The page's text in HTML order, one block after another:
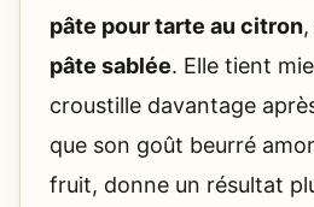
pâte pour tarte au citron
pâte sablée. Elle tient
croustille davantage
que son goût beurré
fruit, donne un résultat